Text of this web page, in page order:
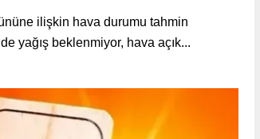
ilişkin hava durumu tahmin
yağış beklenmiyor, hava açık...